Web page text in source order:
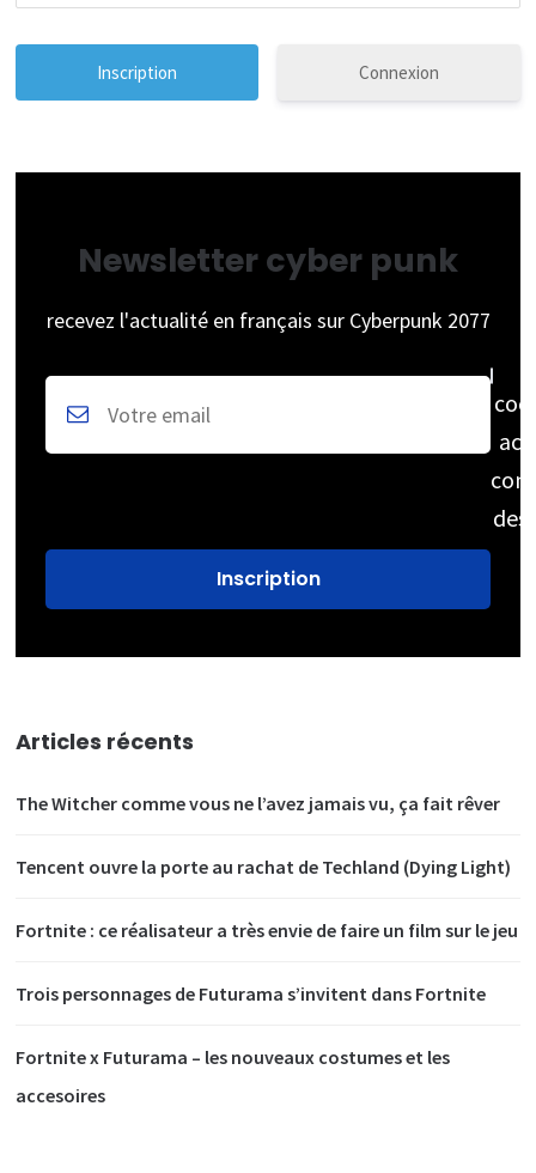
Connexion
Newsletter cyber punk
recevez l'actualité en français sur Cyberpunk 2077
des
Articles récents
The Witcher comme vous ne l’avez jamais vu, ça fait rêver
Tencent ouvre la porte au rachat de Techland (Dying Light)
Fortnite : ce réalisateur a très envie de faire un film sur le jeu
Trois personnages de Futurama s’invitent dans Fortnite
Fortnite x Futurama – les nouveaux costumes et les
accesoires